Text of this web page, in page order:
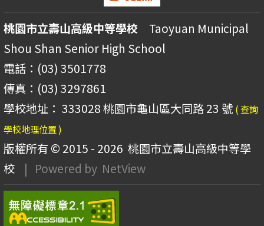
桃園市立壽山高級中等學校 Taoyuan Municipal
Shou Shan Senior High School
電話：(03) 3501778
傳真：(03) 3297861
學校地址： 333028 桃園市龜山區大同路 23 號 ( 查詢
學校地理位置 )
版權所有 © 2015 - 2026 桃園市立壽山高級中等學
校
| Powered by NetView